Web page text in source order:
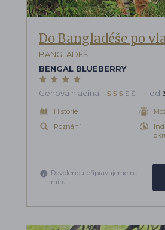
Do Bangladéše po
BANGLADÉŠ
BENGAL BLUEBERRY
Cenová hladina $ $ $ $ $ od
Historie
Poznání
Dovolenou připravujeme na
míru